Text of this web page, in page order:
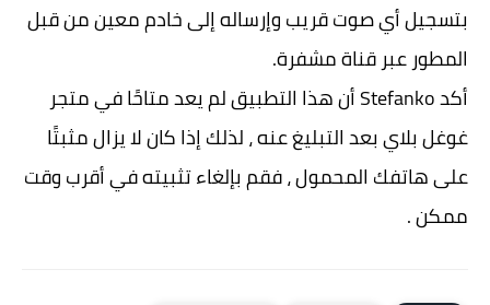
بتسجيل أي صوت قريب وإرساله إلى خادم معين من قبل
المطور عبر قناة مشفرة.
أكد Stefanko أن هذا التطبيق لم يعد متاحًا في متجر
غوغل بلاي بعد التبليغ عنه ، لذلك إذا كان لا يزال مثبتًا
على هاتفك المحمول ، فقم بإلغاء تثبيته في أقرب وقت
ممكن .